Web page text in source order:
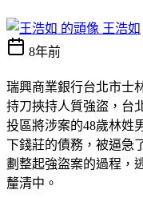
王浩如
8年前
瑞興商業銀行台北市士
持刀挾持人質強盜，台
投區將涉案的48歲林姓
下錢莊的債務，被逼急
劃整起強盜案的過程，
釐清中。